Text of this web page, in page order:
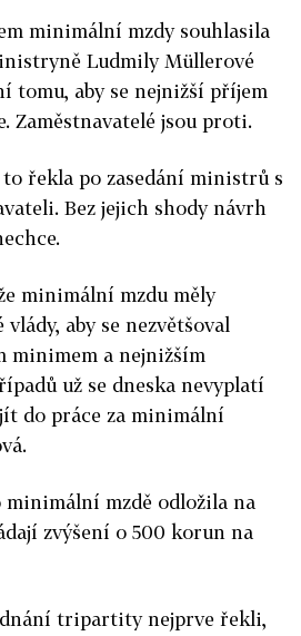
minimální mzdy souhlasila
Ludmily Müllerové
tomu, aby se nejnižší příjem
Zaměstnavatelé jsou proti.
řekla po zasedání ministrů s
Bez jejich shody návrh
minimální mzdu měly
aby se nezvětšoval
minimem a nejnižším
už se dneska nevyplatí
do práce za minimální
mzdě odložila na
zvýšení o 500 korun na
tripartity nejprve řekli,